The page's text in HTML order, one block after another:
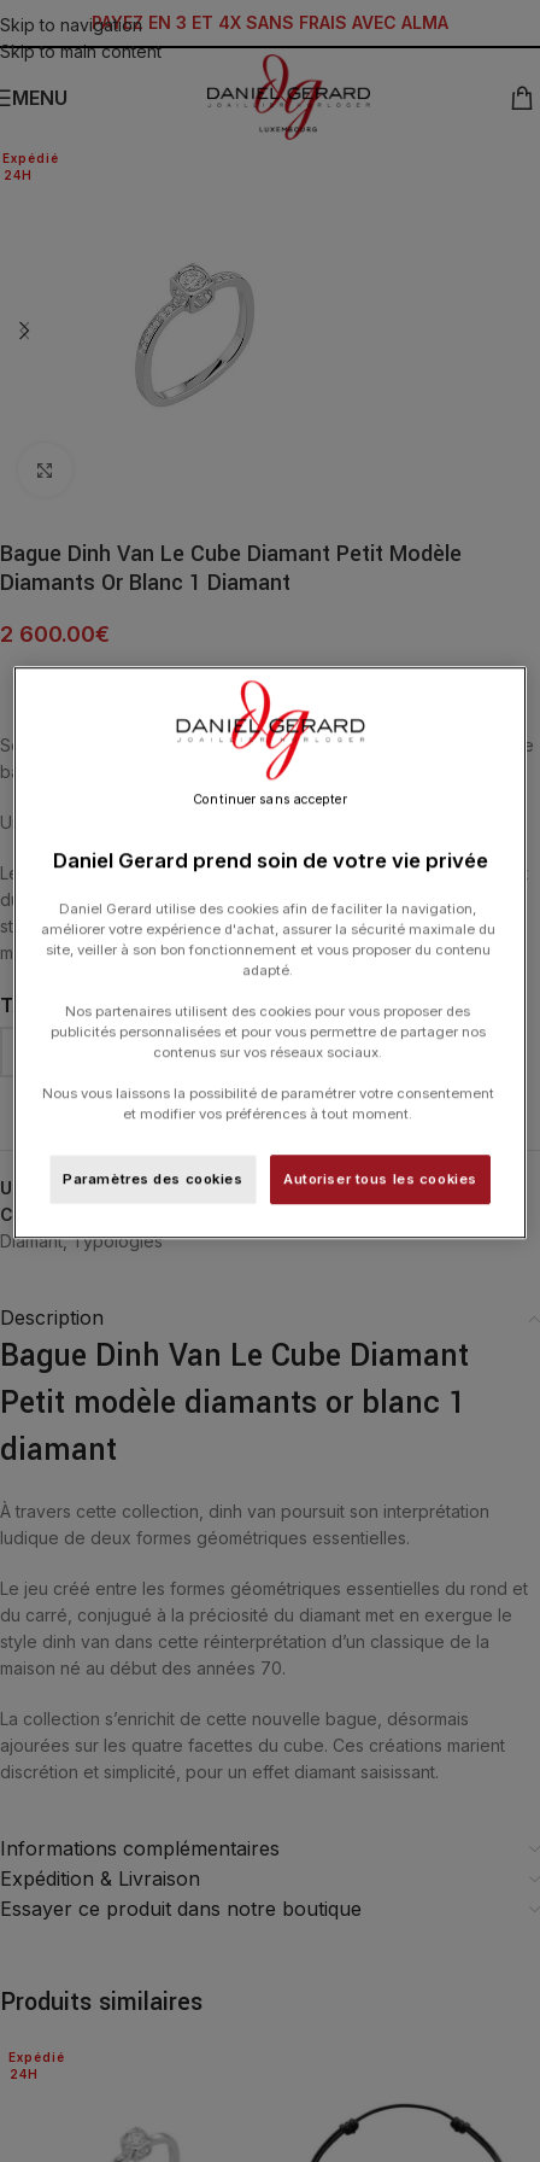
Skip to navigation
Skip to main content
PAYEZ EN 3 ET 4X SANS FRAIS AVEC ALMA
MENU
24H
Expédié
Bague Dinh Van Le Cube Diamant Petit Modèle
Diamants Or Blanc 1 Diamant
2 600.00€
Solitaire Cube dinh van Petit modèle avec diamants sur le corps de
bague.
Une version du solitaire Cube en or blanc.
Le jeu créé entre les formes géométriques essentielles du rond et
du carré, conjugué à la préciosité du diamant, met en exergue le
style dinh van dans cette réinterprétation d’un classique de la
maison.
TAILLE DE DOIGT
Effacer
UGS :
208222
Catégories :
Diamant, Typologies
Description
Bague Dinh Van Le Cube Diamant
Petit modèle diamants or blanc 1
diamant
À travers cette collection, dinh van poursuit son interprétation
ludique de deux formes géométriques essentielles.
Le jeu créé entre les formes géométriques essentielles du rond et
du carré, conjugué à la préciosité du diamant met en exergue le
style dinh van dans cette réinterprétation d’un classique de la
maison né au début des années 70.
La collection s’enrichit de cette nouvelle bague, désormais
ajourées sur les quatre facettes du cube. Ces créations marient
discrétion et simplicité, pour un effet diamant saisissant.
Informations complémentaires
Expédition & Livraison
Essayer ce produit dans notre boutique
Produits similaires
24H
Expédié
Daniel Gerard prend soin de votre vie privée
Daniel Gerard utilise des cookies afin de faciliter la navigation,
améliorer votre expérience d'achat, assurer la sécurité maximale du
site, veiller à son bon fonctionnement et vous proposer du contenu
adapté.
Nos partenaires utilisent des cookies pour vous proposer des
publicités personnalisées et pour vous permettre de partager nos
contenus sur vos réseaux sociaux.
Nous vous laissons la possibilité de paramétrer votre consentement
et modifier vos préférences à tout moment.
Paramètres des cookies Autoriser tous les cookies
Continuer sans accepter